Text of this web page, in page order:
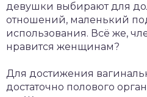
девушки выбирают для
отношений, маленький
использования. Всё же,
нравится женщинам?
Для достижения
достаточно полового